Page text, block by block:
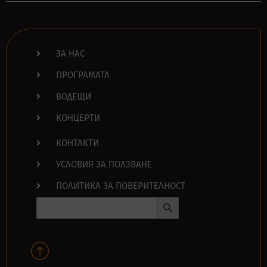
ЗА НАС
ПРОГРАМАТА
ВОДЕЩИ
КОНЦЕРТИ
КОНТАКТИ
УСЛОВИЯ ЗА ПОЛЗВАНЕ
ПОЛИТИКА ЗА ПОВЕРИТЕЛНОСТ
Search
Search Button